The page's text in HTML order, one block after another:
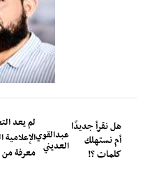
هل نقرأ جديدًا
أم نستهلك
كلمات ؟!
عبدالقوي
العديني
لم يعد
الإعلامية
معرفة